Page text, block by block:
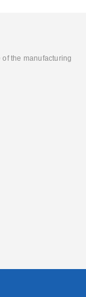
the manufacturing
器公司 粉体分路阀